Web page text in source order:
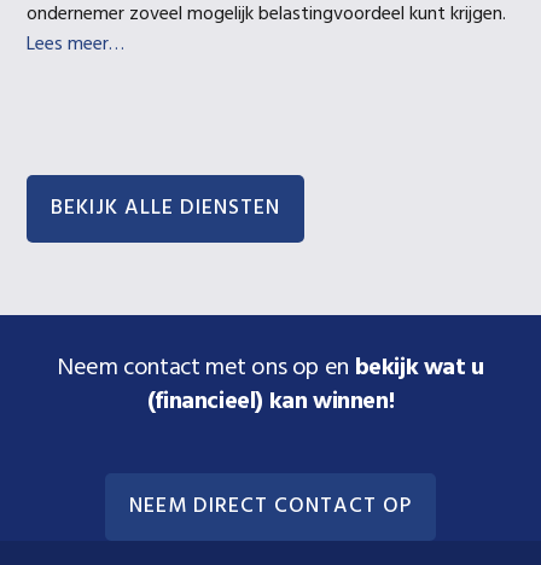
ondernemer zoveel mogelijk belastingvoordeel kunt krijgen.
Lees meer…
BEKIJK ALLE DIENSTEN
Neem contact met ons op en bekijk wat u
(financieel) kan winnen!
NEEM DIRECT CONTACT OP